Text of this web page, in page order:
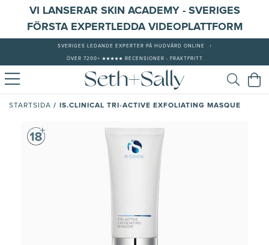
VI LANSERAR SKIN ACADEMY - SVERIGES
FÖRSTA EXPERTLEDDA VIDEOPLATTFORM
SVERIGES LEDANDE EXPERTER PÅ HUDVÅRD ONLINE
ÖVER 7200+ ★★★★★ RECENSIONER - FRAKTFRITT
STARTSIDA / IS.CLINICAL TRI-ACTIVE EXFOLIATING MASQUE